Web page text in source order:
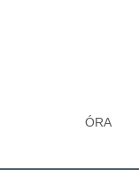
ÓRA